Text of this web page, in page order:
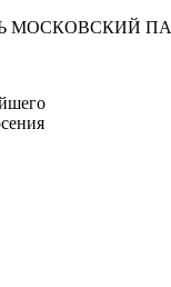
МОСКОВСКИЙ